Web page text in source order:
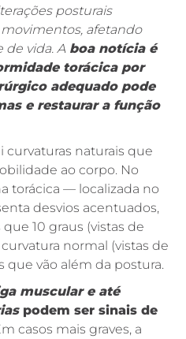
posturais
afetando
vida. A boa notícia é
torácica por
adequado pode
e restaurar a função
curvaturas naturais que
ao corpo. No
torácica — localizada no
desvios acentuados,
10 graus (vistas de
normal (vistas de
que vão além da postura.
muscular e até
podem ser sinais de
casos mais graves, a